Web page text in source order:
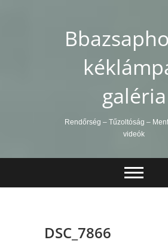
galéria
Rendőrség – Tűzoltóság –
videók
DSC_7866